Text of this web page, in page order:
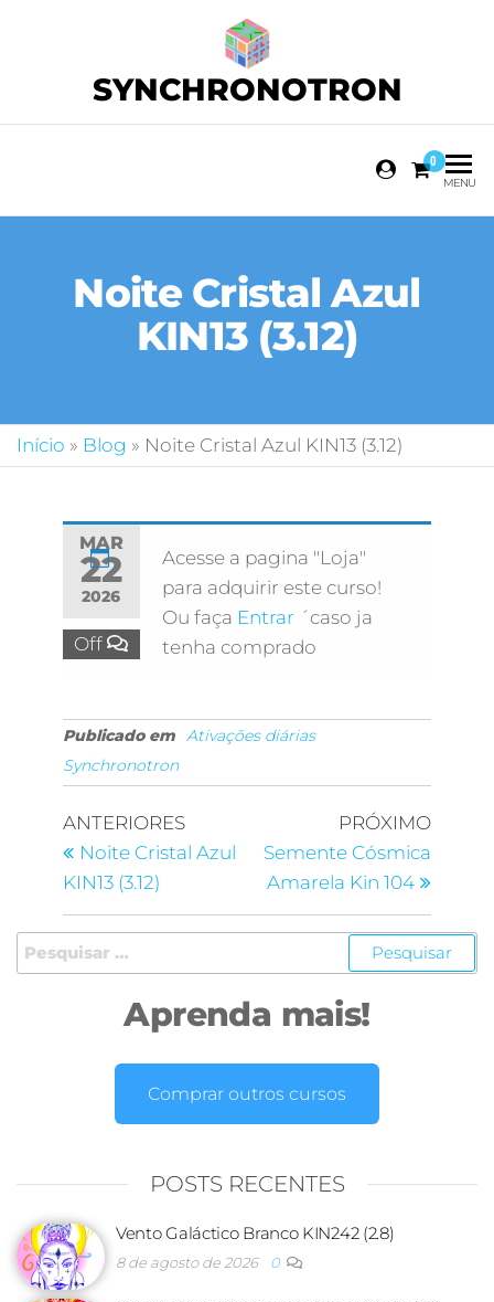
SYNCHRONOTRON
0
MENU
Noite Cristal Azul
KIN13 (3.12)
Início » Blog » Noite Cristal Azul KIN13 (3.12)
MAR
22
2026
Off
Acesse a pagina "Loja"
para adquirir este curso!
Ou faça Entrar ´caso ja
tenha comprado
Publicado em Ativações diárias
Synchronotron
ANTERIORES
Noite Cristal Azul
KIN13 (3.12)
PRÓXIMO
Semente Cósmica
Amarela Kin 104
Aprenda mais!
Comprar outros cursos
POSTS RECENTES
Vento Galáctico Branco KIN242 (2.8)
8 de agosto de 2026 0